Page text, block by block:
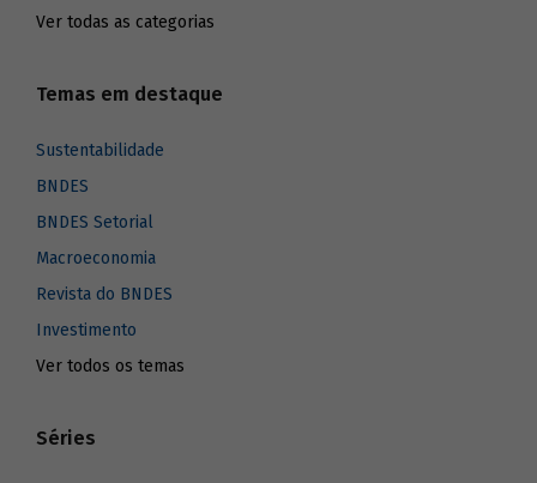
Ver todas as categorias
Temas em destaque
Sustentabilidade
BNDES
BNDES Setorial
Macroeconomia
Revista do BNDES
Investimento
Ver todos os temas
Séries